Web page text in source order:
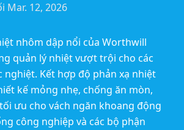
Mar. 12, 2026
nhôm dập nổi của Worthwill
quản lý nhiệt vượt trội cho các
Kết hợp độ phản xạ nhiệt
kế mỏng nhẹ, chống ăn mòn,
ưu cho vách ngăn khoang động
công nghiệp và các bộ phận